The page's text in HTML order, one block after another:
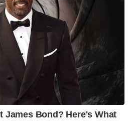
James Bond? Here's What